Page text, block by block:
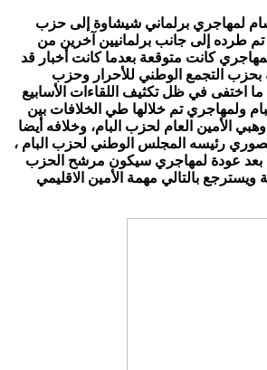
لمهاجري برلماني شيشاوة إلى حزب
تم طرده إلى جانب برلمانيين آخرين من
كانت متوقعة بعدما كانت أخبار قد
التجمع الوطني للأحرار وحزب
ما اختفى في ظل تكثيف اللقاءات الأسابيع
ولمهاجري تم خلالها طي الخلافات بين
الأمين العام لحزب البام، وخلافه أيضا
رئيسه المجلس الوطني لحزب البام ،
عودة لمهاجري سيكون مرشح الحزب
ويسترجع بالتالي مهمة الأمين الاقليمي